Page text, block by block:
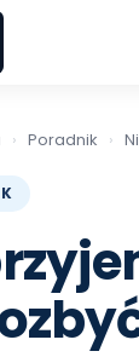
› Poradnik ›